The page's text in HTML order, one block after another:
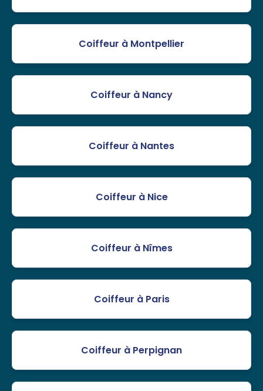
Coiffeur à Montpellier
Coiffeur à Nancy
Coiffeur à Nantes
Coiffeur à Nice
Coiffeur à Nîmes
Coiffeur à Paris
Coiffeur à Perpignan